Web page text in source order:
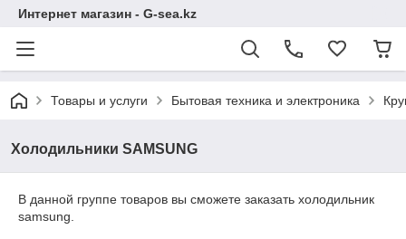
Интернет магазин - G-sea.kz
Товары и услуги Бытовая техника и электроника
Холодильники SAMSUNG
В данной группе товаров вы сможете заказать холодильник
samsung.